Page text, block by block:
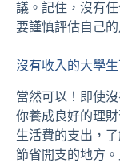
議。記住，沒有
要謹慎評估自己
沒有收入的大學
當然可以！即使
你養成良好的理
生活費的支出，
節省開支的地方